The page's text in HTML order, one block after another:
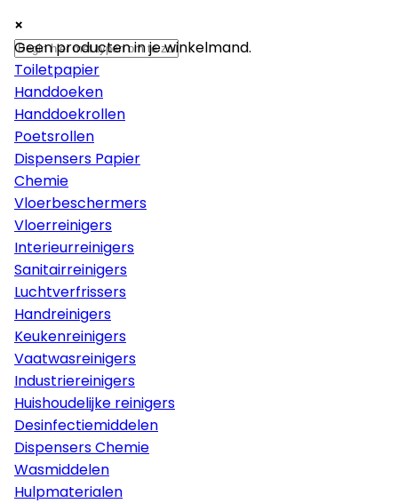
×
Papier
Toiletpapier
Handdoeken
Handdoekrollen
Poetsrollen
Dispensers Papier
Chemie
Vloerbeschermers
Vloerreinigers
Interieurreinigers
Sanitairreinigers
Luchtverfrissers
Handreinigers
Keukenreinigers
Vaatwasreinigers
Industriereinigers
Huishoudelijke reinigers
Desinfectiemiddelen
Dispensers Chemie
Wasmiddelen
Hulpmaterialen
×
×
Geen producten in je winkelmand.